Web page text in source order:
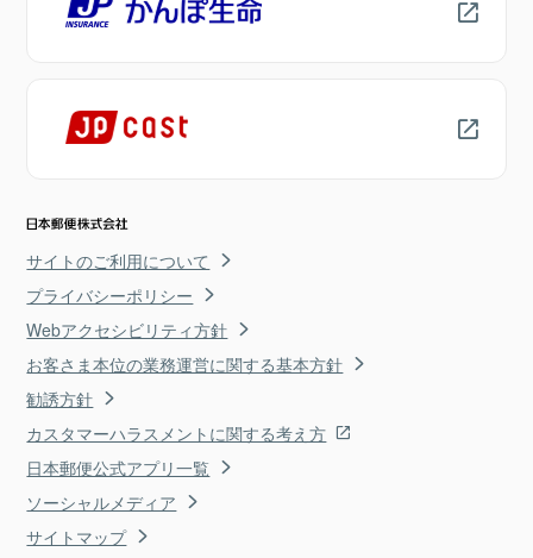
サイトのご利用について
プライバシーポリシー
Webアクセシビリティ方針
お客さま本位の業務運営に関する基本方針
勧誘方針
カスタマーハラスメントに関する考え方
日本郵便公式アプリ一覧
ソーシャルメディア
サイトマップ